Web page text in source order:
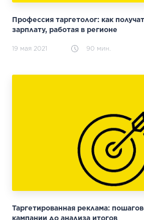
Профессия таргетолог: как
зарплату, работая в регионе
19 мая 2021 90 мин.
Таргетированная реклама:
кампании до анализа итогов